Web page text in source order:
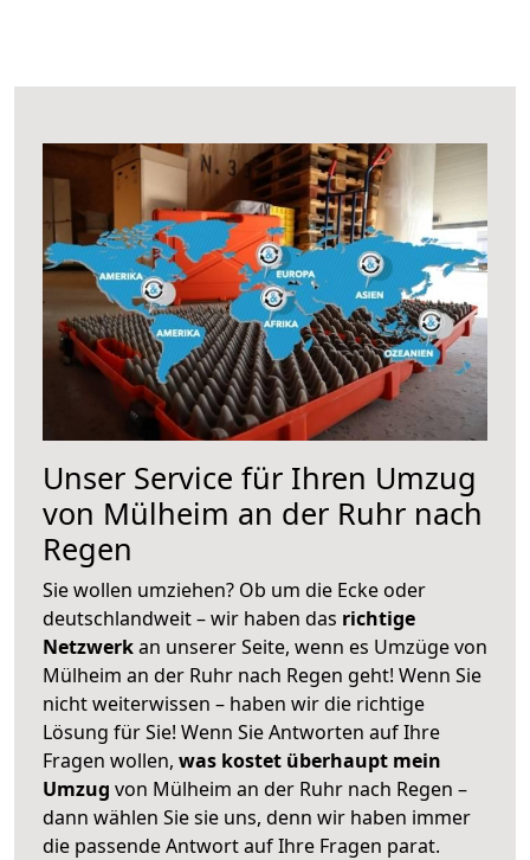
Unser Service für Ihren Umzug
von Mülheim an der Ruhr nach
Regen
Sie wollen umziehen? Ob um die Ecke oder
deutschlandweit – wir haben das richtige
Netzwerkan unserer Seite, wenn es Umzüge von
Mülheim an der Ruhr nach Regen geht! Wenn Sie
nicht weiterwissen – haben wir die richtige
Lösung für Sie! Wenn Sie Antworten auf Ihre
Fragen wollen, was kostet überhaupt mein
Umzug von Mülheim an der Ruhr nach Regen –
dann wählen Sie sie uns, denn wir haben immer
die passende Antwort auf Ihre Fragen parat.